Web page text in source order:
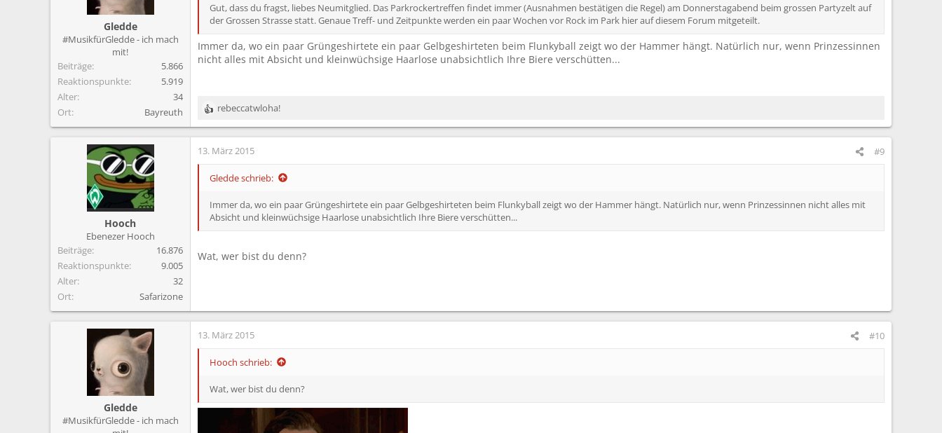
Gledde
#MusikfürGledde - ich mach
mit!
Beiträge
5.866
Reaktionspunkte
5.919
Alter
34
Ort
Bayreuth
Gut, dass du fragst, liebes Neumitglied. Das Parkrockertreffen findet immer (Ausnahmen bestätigen die Regel) am Donnerstagabend beim grossen Partyzelt auf
der Grossen Strasse statt. Genaue Treff- und Zeitpunkte werden ein paar Wochen vor Rock im Park hier auf diesem Forum mitgeteilt.
Immer da, wo ein paar Grüngeshirtete ein paar Gelbgeshirteten beim Flunkyball zeigt wo der Hammer hängt. Natürlich nur, wenn Prinzessinnen
nicht alles mit Absicht und kleinwüchsige Haarlose unabsichtlich Ihre Biere verschütten...
R
e
a
k
rebeccatwloha!
Hooch
Ebenezer Hooch
Beiträge
16.876
Reaktionspunkte
9.005
Alter
32
Ort
Safarizone
13. März 2015 #9
Gledde schrieb:
Immer da, wo ein paar Grüngeshirtete ein paar Gelbgeshirteten beim Flunkyball zeigt wo der Hammer hängt. Natürlich nur, wenn Prinzessinnen nicht alles mit
Absicht und kleinwüchsige Haarlose unabsichtlich Ihre Biere verschütten...
Wat, wer bist du denn?
Gledde
#MusikfürGledde - ich mach
13. März 2015 #10
Hooch schrieb:
Wat, wer bist du denn?